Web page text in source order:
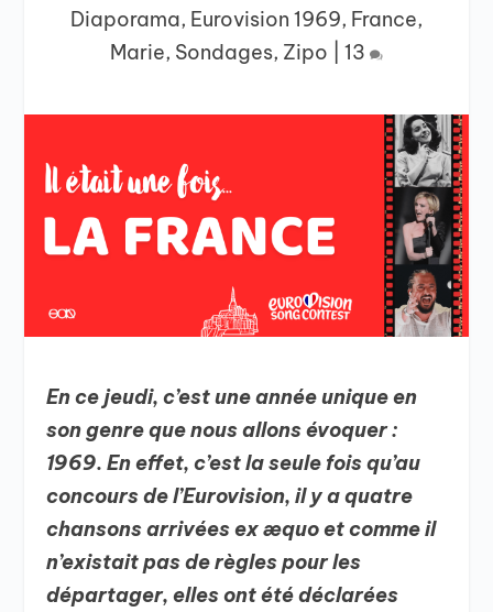
Diaporama, Eurovision 1969, France,
Marie, Sondages, Zipo 13
En ce jeudi, c’est une année unique en
son genre que nous allons évoquer :
1969. En effet, c’est la seule fois qu’au
concours de l’Eurovision, il y a quatre
chansons arrivées ex æquo et comme il
n’existait pas de règles pour les
départager, elles ont été déclarées